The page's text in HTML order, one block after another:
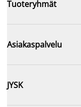
Tuoteryhmät
Asiakaspalvelu
JYSK